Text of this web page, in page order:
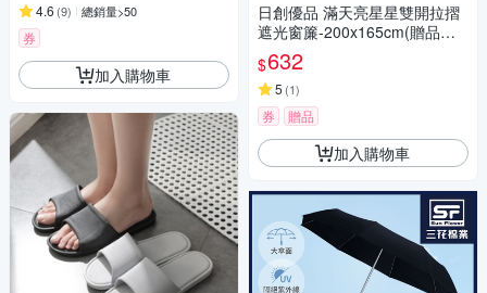
4.6 (9) 總銷量>50
券
加入購物車
日創優品 滿天亮星星雙開拉摺
遮光窗簾-200x165cm(贈品任
選)
$632
5 (1)
券 贈品
加入購物車